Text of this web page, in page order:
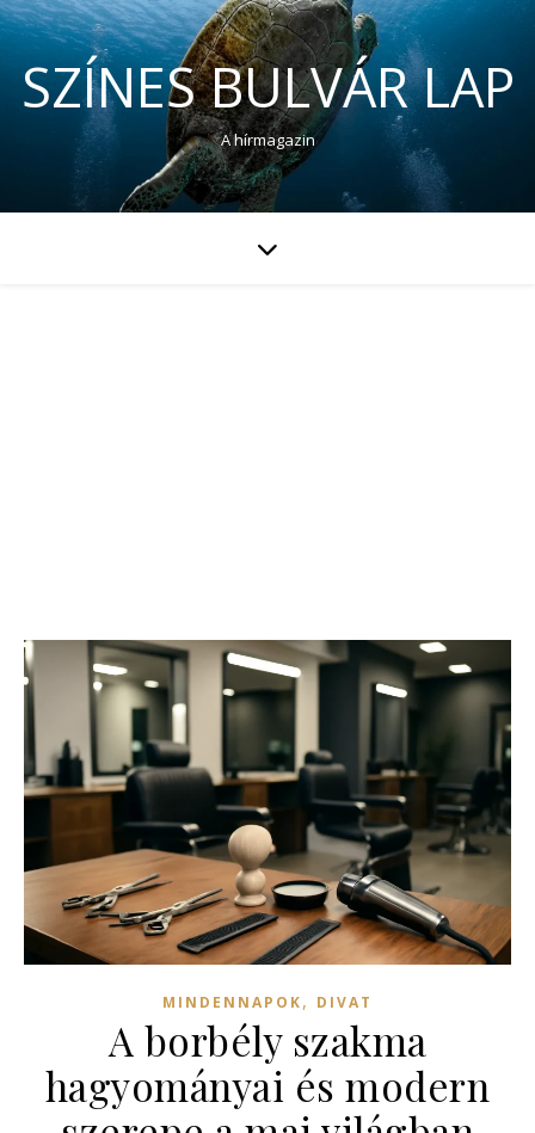
SZÍNES BULVÁR LAP
A hírmagazin
MINDENNAPOK, DIVAT
A borbély szakma
hagyományai és modern